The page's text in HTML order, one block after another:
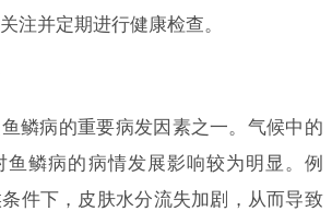
注并定期进行健康检查。
鳞病的重要病发因素之一。气候中的
鱼鳞病的病情发展影响较为明显。例
件下，皮肤水分流失加剧，从而导致